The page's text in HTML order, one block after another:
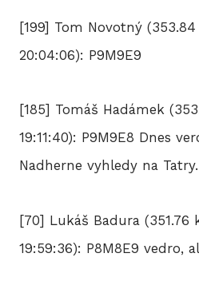
[199] Tom Novotný
20:04:06): P9M9E9
[185] Tomáš Hadámek
19:11:40): P9M9E8 Dnes
Nadherne vyhledy na Tatry.
[70] Lukáš Badura (351.76
19:59:36): P8M8E9 vedro,